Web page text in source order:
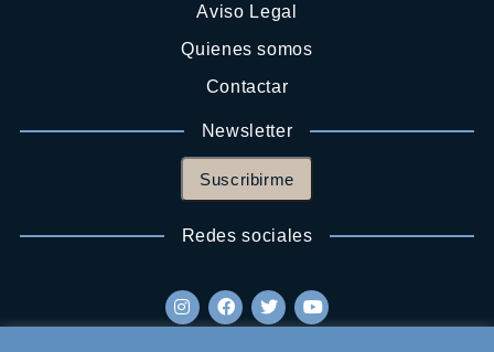
Aviso Legal
Quienes somos
Contactar
Newsletter
Suscribirme
Redes sociales